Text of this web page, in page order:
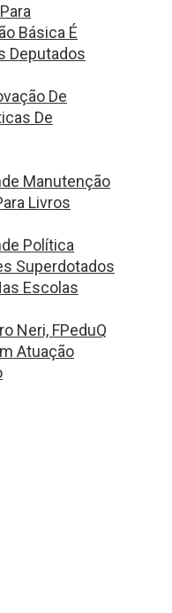
Básica É
Deputados
De
De
Manutenção
Livros
Política
Superdotados
Escolas
Neri, FPeduQ
Atuação